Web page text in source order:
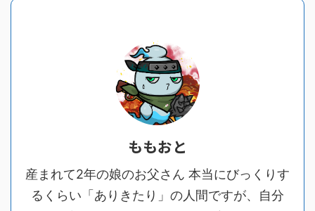
ももおと
産まれて2年の娘のお父さん 本当にびっくりす
るくらい「ありきたり」の人間ですが、自分